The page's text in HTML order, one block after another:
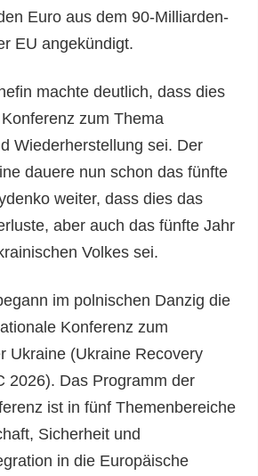
Euro aus dem 90-Milliarden-
EU angekündigt.
machte deutlich, dass dies
zum Thema
Wiederherstellung sei. Der
dauere nun schon das fünfte
weiter, dass dies das
aber auch das fünfte Jahr
Volkes sei.
im polnischen Danzig die
Konferenz zum
Ukraine (Ukraine Recovery
2026). Das Programm der
ist in fünf Themenbereiche
Sicherheit und
in die Europäische